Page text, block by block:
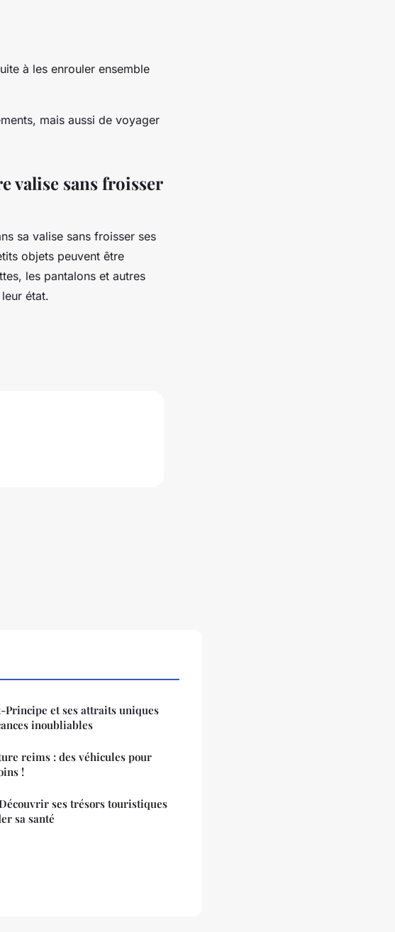
à les enrouler ensemble
mais aussi de voyager
valise sans froisser
sa valise sans froisser ses
objets peuvent être
les pantalons et autres
état.
Principe et ses attraits uniques
inoubliables
reims : des véhicules pour
!
ses trésors touristiques
sa santé